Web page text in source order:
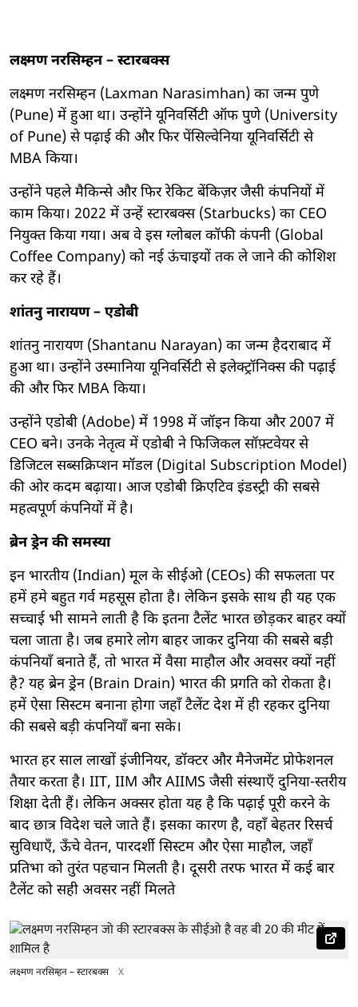
लक्ष्मण नरसिम्हन – स्टारबक्स
लक्ष्मण नरसिम्हन (Laxman Narasimhan) का जन्म पुणे
(Pune) में हुआ था। उन्होंने यूनिवर्सिटी ऑफ पुणे (University
of Pune) से पढ़ाई की और फिर पेंसिल्वेनिया यूनिवर्सिटी से
MBA किया।
उन्होंने पहले मैकिन्से और फिर रेकिट बेंकिज़र जैसी कंपनियों में
काम किया। 2022 में उन्हें स्टारबक्स (Starbucks) का CEO
नियुक्त किया गया। अब वे इस ग्लोबल कॉफी कंपनी (Global
Coffee Company) को नई ऊंचाइयों तक ले जाने की कोशिश
कर रहे हैं।
शांतनु नारायण – एडोबी
शांतनु नारायण (Shantanu Narayan) का जन्म हैदराबाद में
हुआ था। उन्होंने उस्मानिया यूनिवर्सिटी से इलेक्ट्रॉनिक्स की पढ़ाई
की और फिर MBA किया।
उन्होंने एडोबी (Adobe) में 1998 में जॉइन किया और 2007 में
CEO बने। उनके नेतृत्व में एडोबी ने फिजिकल सॉफ़्टवेयर से
डिजिटल सब्सक्रिप्शन मॉडल (Digital Subscription Model)
की ओर कदम बढ़ाया। आज एडोबी क्रिएटिव इंडस्ट्री की सबसे
महत्वपूर्ण कंपनियों में है।
ब्रेन ड्रेन की समस्या
इन भारतीय (Indian) मूल के सीईओ (CEOs) की सफलता पर
हमें हमे बहुत गर्व महसूस होता है। लेकिन इसके साथ ही यह एक
सच्चाई भी सामने लाती है कि इतना टैलेंट भारत छोड़कर बाहर क्यों
चला जाता है। जब हमारे लोग बाहर जाकर दुनिया की सबसे बड़ी
कंपनियाँ बनाते हैं, तो भारत में वैसा माहौल और अवसर क्यों नहीं
है? यह ब्रेन ड्रेन (Brain Drain) भारत की प्रगति को रोकता है।
हमें ऐसा सिस्टम बनाना होगा जहाँ टैलेंट देश में ही रहकर दुनिया
की सबसे बड़ी कंपनियाँ बना सके।
भारत हर साल लाखों इंजीनियर, डॉक्टर और मैनेजमेंट प्रोफेशनल
तैयार करता है। IIT, IIM और AIIMS जैसी संस्थाएँ दुनिया-स्तरीय
शिक्षा देती हैं। लेकिन अक्सर होता यह है कि पढ़ाई पूरी करने के
बाद छात्र विदेश चले जाते हैं। इसका कारण है, वहाँ बेहतर रिसर्च
सुविधाएँ, ऊँचे वेतन, पारदर्शी सिस्टम और ऐसा माहौल, जहाँ
प्रतिभा को तुरंत पहचान मिलती है। दूसरी तरफ भारत में कई बार
टैलेंट को सही अवसर नहीं मिलते
लक्ष्मण नरसिम्हन – स्टारबक्स X